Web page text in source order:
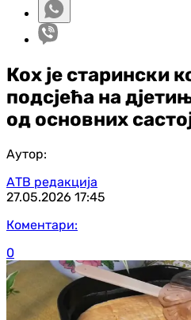
Кох је старински
подсјећа на
од основних
Аутор:
АТВ редакција
27.05.2026 17:45
Коментари:
0